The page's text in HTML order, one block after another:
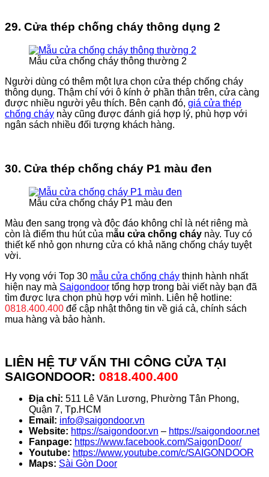
29. Cửa thép chống cháy thông dụng 2
Mẫu cửa chống cháy thông thường 2
Người dùng có thêm một lựa chọn cửa thép chống cháy
thông dụng. Thậm chí với ô kính ở phần thân trên, cửa càng
được nhiều người yêu thích. Bên cạnh đó, giá cửa thép
chống cháy này cũng được đánh giá hợp lý, phù hợp với
ngân sách nhiều đối tượng khách hàng.
30. Cửa thép chống cháy P1 màu đen
Mẫu cửa chống cháy P1 màu đen
Màu đen sang trọng và độc đáo không chỉ là nét riêng mà
còn là điểm thu hút của mẫu cửa chống cháy này. Tuy có
thiết kế nhỏ gọn nhưng cửa có khả năng chống cháy tuyệt
vời.
Hy vọng với Top 30 mẫu cửa chống cháy thịnh hành nhất
hiện nay mà Saigondoor tổng hợp trong bài viết này bạn đã
tìm được lựa chọn phù hợp với mình. Liên hệ hotline:
0818.400.400 để cập nhật thông tin về giá cả, chính sách
mua hàng và bảo hành.
LIÊN HỆ TƯ VẤN THI CÔNG CỬA TẠI
SAIGONDOOR: 0818.400.400
Địa chỉ: 511 Lê Văn Lương, Phường Tân Phong,
Quận 7, Tp.HCM
Email: info@saigondoor.vn
Website: https://saigondoor.vn – https://saigondoor.net
Fanpage: https://www.facebook.com/SaigonDoor/
Youtube: https://www.youtube.com/c/SAIGONDOOR
Maps: Sài Gòn Door